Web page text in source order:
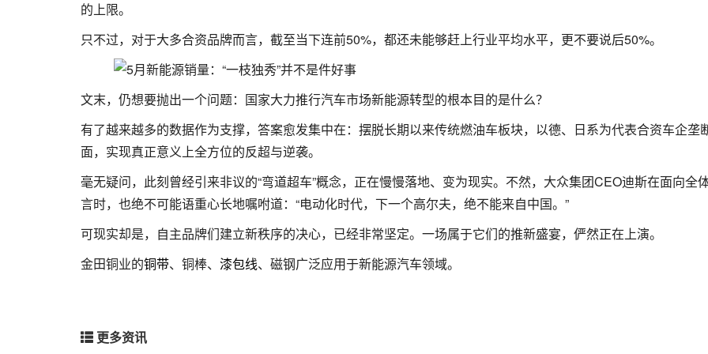
的上限。
只不过，对于大多合资品牌而言，截至当下连前50%，都还未能够赶上行业平均水平，更不要说后50%。
文末，仍想要抛出一个问题：国家大力推行汽车市场新能源转型的根本目的是什么？
有了越来越多的数据作为支撑，答案愈发集中在：摆脱长期以来传统燃油车板块，以德、日系为代表合资车企垄
面，实现真正意义上全方位的反超与逆袭。
毫无疑问，此刻曾经引来非议的“弯道超车”概念，正在慢慢落地、变为现实。不然，大众集团CEO迪斯在面向全
言时，也绝不可能语重心长地嘱咐道：“电动化时代，下一个高尔夫，绝不能来自中国。”
可现实却是，自主品牌们建立新秩序的决心，已经非常坚定。一场属于它们的推新盛宴，俨然正在上演。
金田铜业的铜带、铜棒、 漆包线、磁钢广泛应用于新能源汽车领域。
更多资讯